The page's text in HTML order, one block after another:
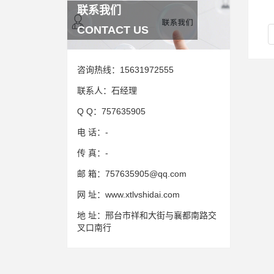
联系我们
CONTACT US
咨询热线： 15631972555
联系人： 石经理
Q Q： 757635905
电 话： -
传 真： -
邮 箱： 757635905@qq.com
网 址： www.xtlvshidai.com
地 址： 邢台市祥和大街与襄都南路交
叉口南行